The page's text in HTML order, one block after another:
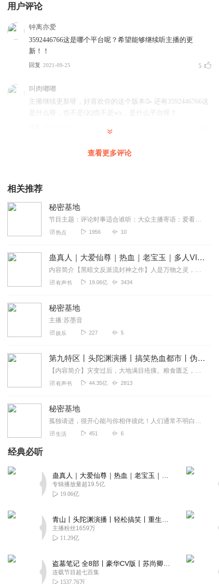
用户评论
钟离亦爱
3592446766这是哪个平台呢？希望能够继续听主播的更
新！！
回复 2021-09-25 5
叫肉嘟嘟
主播继续更新呀，好喜欢你的这个版本🥳 还有3592446766这
是什么呀，也不是QQ也不是wx，是什么平台呀？
回复
巴黎街头_Ha
大神，这是发一次就停一次么！我听到二十就没听到过了！
呜呜呜呜呜呜呜。。。。
間單_ux
每天听着睡觉，好喜欢主播的声音啊，上面说的号码是哪个
2022-03-08
晴宇尘喧08
2021-10-06 0
查看更多评论
相关推荐
秘密基地
节目主题：评论时事适合谁听：大众主播寄语：爱看电影的人可以过来看看
热点 1956 10
蛊真人｜大爱仙尊｜热血｜老宝玉｜多人VIP免费有声剧
内容简介【黑暗文反派流封神之作】人是万物之灵，蛊是天地真精。一个穿越者不断重生的故事。一个养蛊、炼蛊、用蛊的奇特世界。配音组（男角色）老宝玉旁白...
有声书 19.06亿 3434
秘密基地
主播:苏墨音
娱乐 227 5
第九特区丨头陀渊演播丨搞笑热血都市丨伪戒丨VIP免费多人有声剧
【内容简介】灾变过后，大地满目疮痍。粮食匮乏，资源紧俏，局势混乱……一位从待规划区杀出来的青年，背对着漫天黄沙，孤身来到九区谋生，却不曾想偶然结识三五好友，一念...
有声书 44.35亿 2813
秘密基地
孤独请进，很开心能与你相伴彼此！人们通常不明白的三件事：你从来都是一个人！其实我们并不爱谁！做自己最难！爱与被爱都是难得的事遇到了才是意外；人生来就是一个...
生活 451 6
经典必听
专辑播放量超19.5亿
19.06亿
主播粉丝1659万
11.29亿
连载节目超七百集
1537.76万